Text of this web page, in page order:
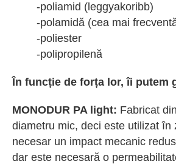
-poliamid (leggyakoribb)
-polamidă (cea mai
-poliester
-polipropilenă
În funcție de forța lor, îi putem
MONODUR PA light: Fabricat
diametru mic, deci este utilizat în
necesar un impact mecanic
dar este necesară o